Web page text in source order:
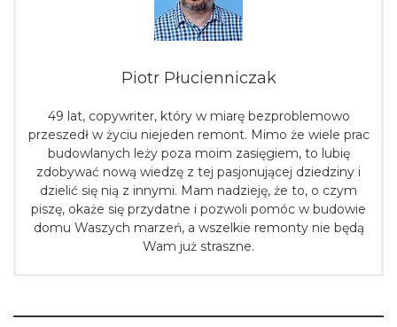
Piotr Płucienniczak
49 lat, copywriter, który w miarę bezproblemowo
przeszedł w życiu niejeden remont. Mimo że wiele prac
budowlanych leży poza moim zasięgiem, to lubię
zdobywać nową wiedzę z tej pasjonującej dziedziny i
dzielić się nią z innymi. Mam nadzieję, że to, o czym
piszę, okaże się przydatne i pozwoli pomóc w budowie
domu Waszych marzeń, a wszelkie remonty nie będą
Wam już straszne.